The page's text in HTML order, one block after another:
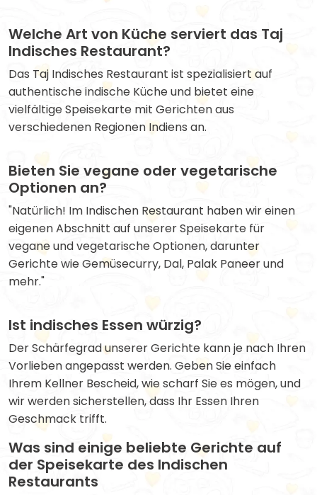
Welche Art von Küche serviert das Taj
Indisches Restaurant?
Das Taj Indisches Restaurant ist spezialisiert auf
authentische indische Küche und bietet eine
vielfältige Speisekarte mit Gerichten aus
verschiedenen Regionen Indiens an.
Bieten Sie vegane oder vegetarische
Optionen an?
"Natürlich! Im Indischen Restaurant haben wir einen
eigenen Abschnitt auf unserer Speisekarte für
vegane und vegetarische Optionen, darunter
Gerichte wie Gemüsecurry, Dal, Palak Paneer und
mehr."
Ist indisches Essen würzig?
Der Schärfegrad unserer Gerichte kann je nach Ihren
Vorlieben angepasst werden. Geben Sie einfach
Ihrem Kellner Bescheid, wie scharf Sie es mögen, und
wir werden sicherstellen, dass Ihr Essen Ihren
Geschmack trifft.
Was sind einige beliebte Gerichte auf
der Speisekarte des Indischen
Restaurants